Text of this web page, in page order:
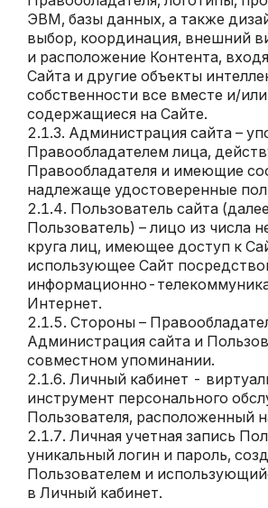
ЭВМ, базы данных, а также
выбор, координация, внешний
и расположение Контента,
Сайта и другие объекты
собственности все вместе и/
содержащиеся на Сайте.
Администрация сайта –
Правообладателем лица,
Правообладателя и имеющие
надлежаще удостоверенные
Пользователь сайта
Пользователь) – лицо из числа
круга лиц, имеющее доступ к
использующее Сайт
информационно-
Интернет.
Стороны –
Администрация сайта и
совместном упоминании.
Личный кабинет -
инструмент персонального
Пользователя, расположенный
Личная учетная запись
уникальный логин и пароль,
Пользователем и
в Личный кабинет.